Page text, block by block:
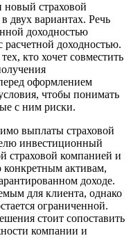
новый страховой
двух вариантах. Речь
доходностью
расчетной доходностью.
кто хочет совместить
оформлением
чтобы понимать
с ним риски.
выплаты страховой
инвестиционный
страховой компанией и
активам,
доходе.
для клиента, однако
ограниченной.
стоит сопоставить
компании и